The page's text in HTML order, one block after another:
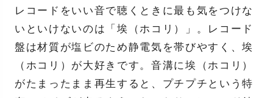
レコードをいい音で聴くときに最も気をつけな
いといけないのは「埃（ホコリ）」。レコード
盤は材質が塩ビのため静電気を帯びやすく、埃
（ホコリ）が大好きです。音溝に埃（ホコリ）
がたまったまま再生すると、プチプチという特